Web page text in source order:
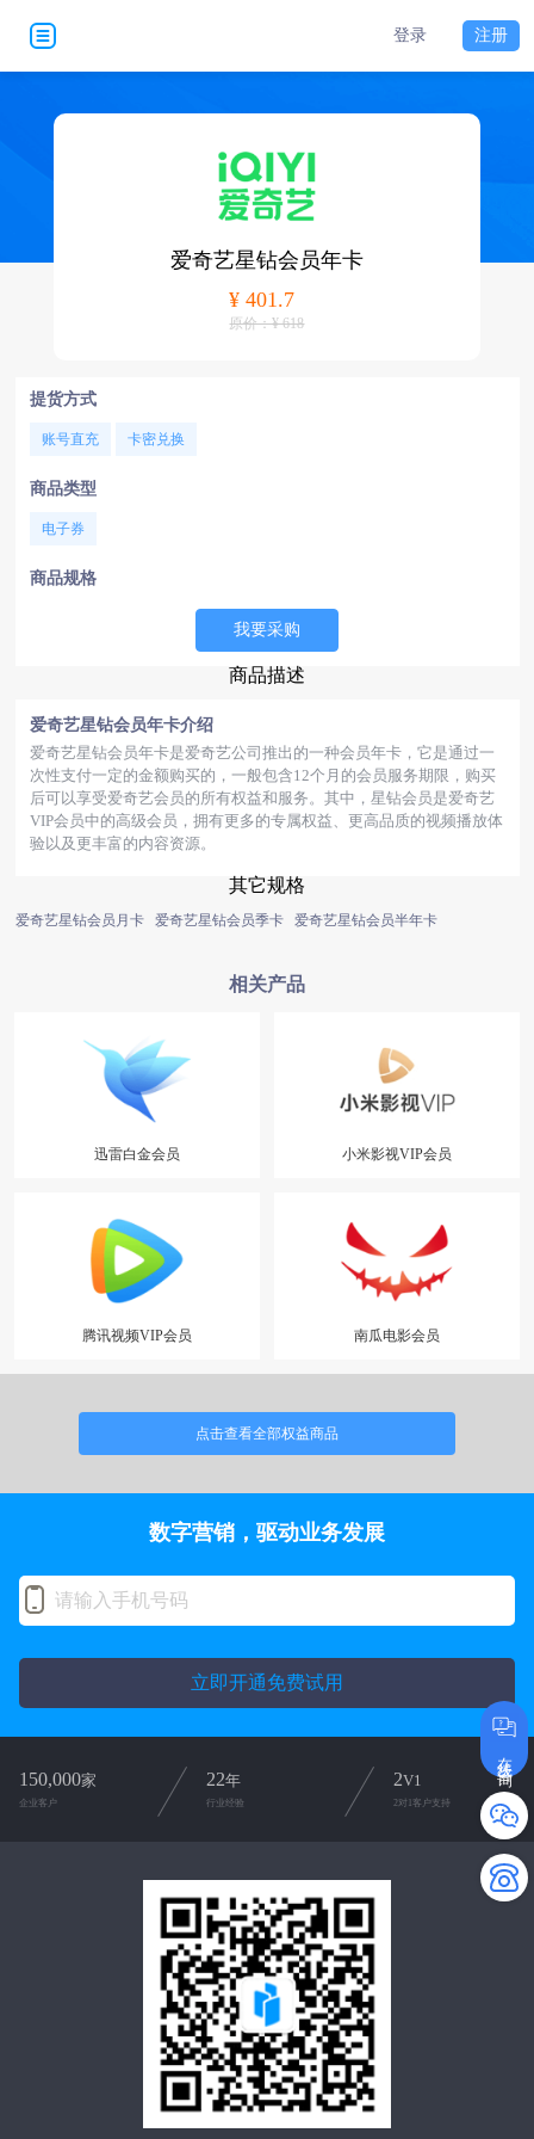
登录 注册
爱奇艺星钻会员年卡
¥ 401.7
原价：¥ 618
提货方式
账号直充 卡密兑换
商品类型
电子券
商品规格
我要采购
商品描述
爱奇艺星钻会员年卡介绍
爱奇艺星钻会员年卡是爱奇艺公司推出的一种会员年卡，它是通过一
次性支付一定的金额购买的，一般包含12个月的会员服务期限，购买
后可以享受爱奇艺会员的所有权益和服务。其中，星钻会员是爱奇艺
VIP会员中的高级会员，拥有更多的专属权益、更高品质的视频播放体
验以及更丰富的内容资源。
其它规格
爱奇艺星钻会员月卡 爱奇艺星钻会员季卡 爱奇艺星钻会员半年卡
相关产品
迅雷白金会员 小米影视VIP会员
腾讯视频VIP会员 南瓜电影会员
点击查看全部权益商品
在线咨询
数字营销，驱动业务发展
立即开通免费试用
150,000家
企业客户
22年
行业经验
2V1
2对1客户支持